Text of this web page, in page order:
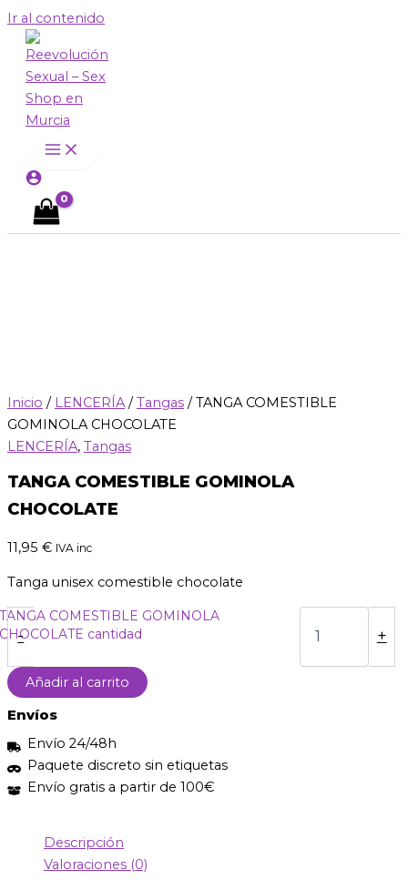
Ir al contenido
Inicio / LENCERÍA/Tangas / TANGA COMESTIBLE
GOMINOLA CHOCOLATE
LENCERÍA, Tangas
TANGA COMESTIBLE GOMINOLA
CHOCOLATE
11,95 € IVA inc
Tanga unisex comestible chocolate
-
COMESTIBLE GOMINOLA
cantidad
+
Añadir al carrito
Envíos
Envío 24/48h
Paquete discreto sin etiquetas
Envío gratis a partir de 100€
Descripción
Valoraciones (0)